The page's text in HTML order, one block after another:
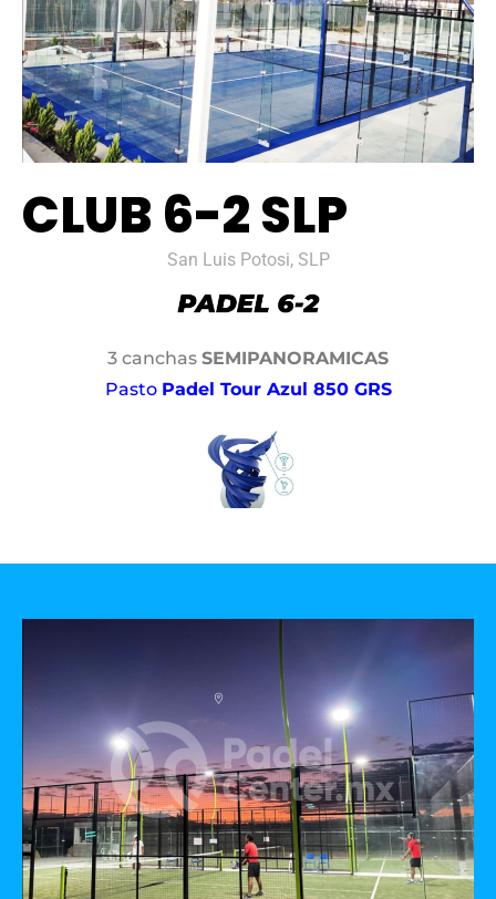
CLUB 6-2 SLP
San Luis Potosi, SLP
3 canchas SEMIPANORAMICAS
Pasto Padel Tour Azul 850 GRS